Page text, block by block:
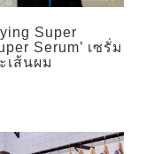
Super
Serum’ เซรั่ม
เส้นผม